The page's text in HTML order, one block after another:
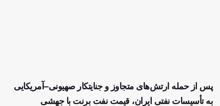
پس از حمله ارتش‌های متجاوز و جنایتکار صهیونی–آمریکایی
به تأسیسات نفتی ایران، قیمت نفت برنت با جهشی